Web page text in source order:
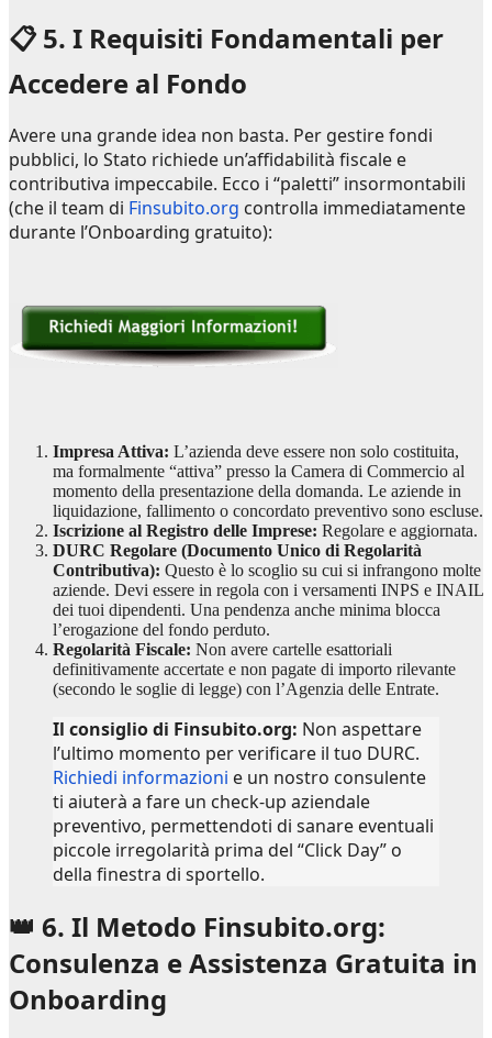
📋 5. I Requisiti Fondamentali per
Accedere al Fondo
Avere una grande idea non basta. Per gestire fondi
pubblici, lo Stato richiede un’affidabilità fiscale e
contributiva impeccabile. Ecco i “paletti” insormontabili
(che il team di Finsubito.org controlla immediatamente
durante l’Onboarding gratuito):
Impresa Attiva: L’azienda deve essere non solo costituita,
ma formalmente “attiva” presso la Camera di Commercio al
momento della presentazione della domanda. Le aziende in
liquidazione, fallimento o concordato preventivo sono escluse.
Iscrizione al Registro delle Imprese: Regolare e aggiornata.
DURC Regolare (Documento Unico di Regolarità
Contributiva): Questo è lo scoglio su cui si infrangono molte
aziende. Devi essere in regola con i versamenti INPS e INAIL
dei tuoi dipendenti. Una pendenza anche minima blocca
l’erogazione del fondo perduto.
Regolarità Fiscale: Non avere cartelle esattoriali
definitivamente accertate e non pagate di importo rilevante
(secondo le soglie di legge) con l’Agenzia delle Entrate.
Il consiglio di Finsubito.org: Non aspettare
l’ultimo momento per verificare il tuo DURC.
Richiedi informazioni e un nostro consulente
ti aiuterà a fare un check-up aziendale
preventivo, permettendoti di sanare eventuali
piccole irregolarità prima del “Click Day” o
della finestra di sportello.
👑 6. Il Metodo Finsubito.org:
Consulenza e Assistenza Gratuita in
Onboarding